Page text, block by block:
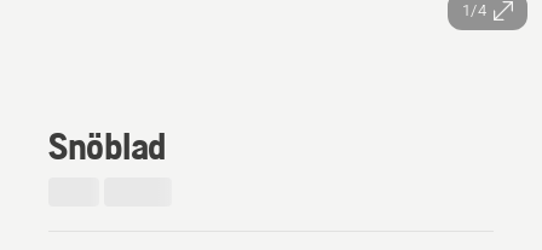
1/4
Snöblad